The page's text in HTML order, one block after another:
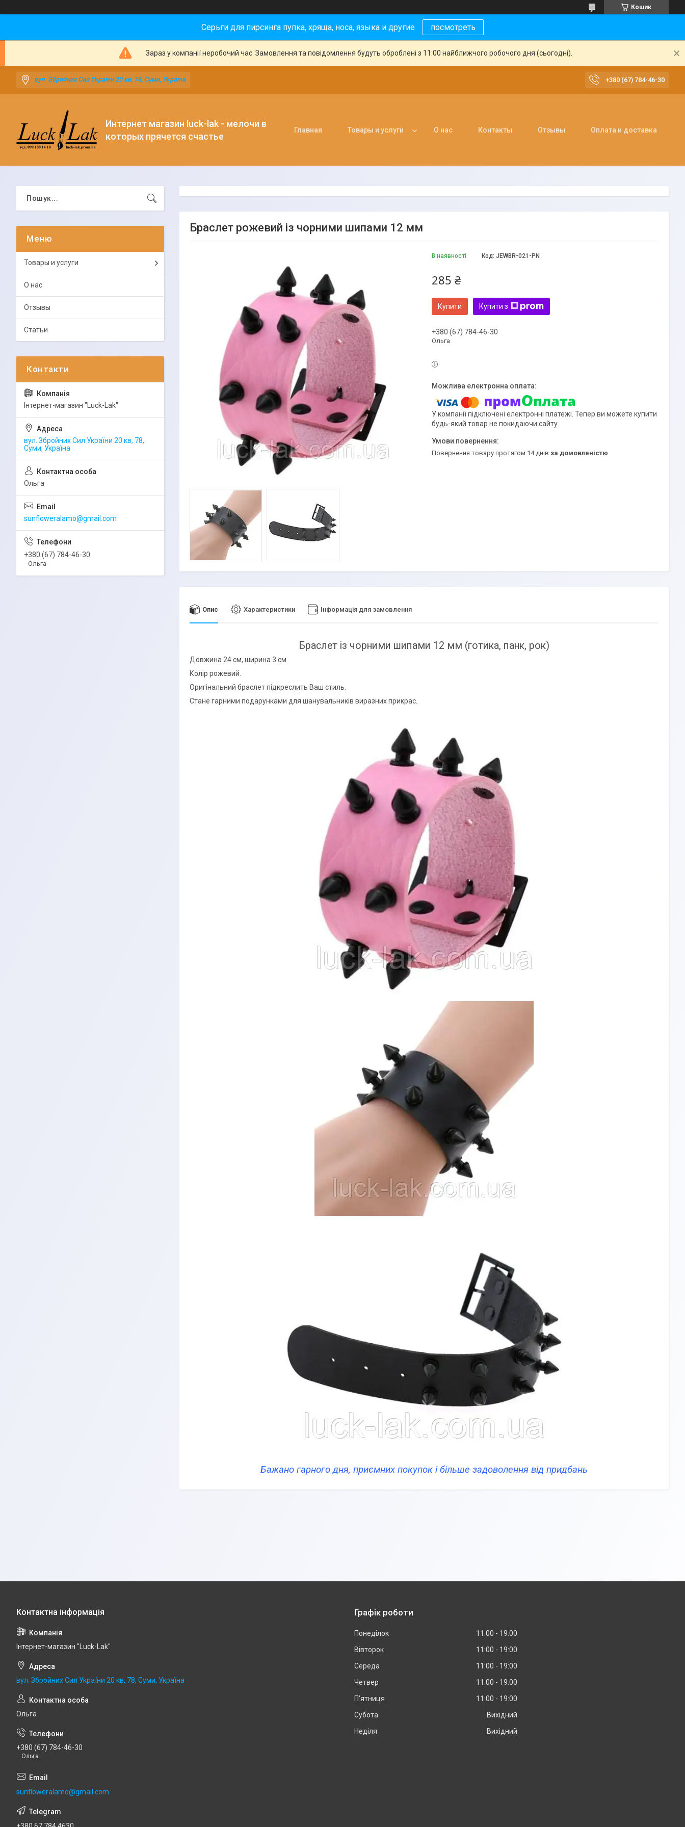
Кошик
Серьги для пирсинга пупка, хряща, носа, языка и другие посмотреть
Зараз у компанії неробочий час. Замовлення та повідомлення будуть оброблені з 11:00 найближчого робочого дня (сьогодні).
вул. Збройних Сил України 20 кв, 78, Суми, Україна +380 (67) 784-46-30
Интернет магазин luck-lak - мелочи в
которых прячется счастье
Главная Товары и услуги О нас Контакты Отзывы Оплата и доставка
Браслет рожевий із чорними шипами 12 мм
В наявності Код: JEWBR-021-PN
285 ₴
Купити Купити з
+380 (67) 784-46-30
Ольга
У компанії підключені електронні платежі. Тепер ви можете купити
будь-який товар не покидаючи сайту.
повернення товару протягом 14 днів за домовленістю
Опис Характеристики Інформація для замовлення
Браслет із чорними шипами 12 мм (готика, панк, рок)
Довжина 24 см, ширина 3 см
Колір рожевий.
Оригінальний браслет підкреслить Ваш стиль.
Стане гарними подарунками для шанувальників виразних прикрас.
Бажано гарного дня, приємних покупок і більше задоволення від придбань
Товары и услуги
О нас
Отзывы
Статьи
Інтернет-магазин "Luck-Lak"
вул. Збройних Сил України 20 кв, 78,
Суми, Україна
Ольга
sunfloweralamo@gmail.com
+380 (67) 784-46-30
Ольга
Інтернет-магазин "Luck-Lak"
вул. Збройних Сил України 20 кв, 78, Суми, Україна
Ольга
+380 (67) 784-46-30
Ольга
sunfloweralamo@gmail.com
Графік роботи
Понеділок 11:00
19:00
Вівторок
11:00
19:00
Середа
11:00
19:00
Четвер
11:00
19:00
Пʼятниця
11:00
19:00
Субота
Вихідний
Неділя
Вихідний